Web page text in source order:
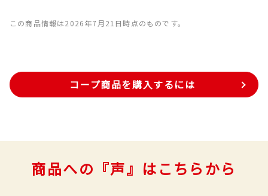
この商品情報は2026年7月21日時点のものです。
コープ商品を購入するには
商品への『声』はこちらから